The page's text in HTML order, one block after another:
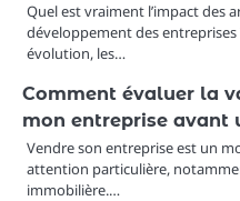
Quel est vraiment l’impact des
développement des
évolution, les…
Comment évaluer la
mon entreprise avant
Vendre son entreprise est un
attention particulière,
immobilière.…